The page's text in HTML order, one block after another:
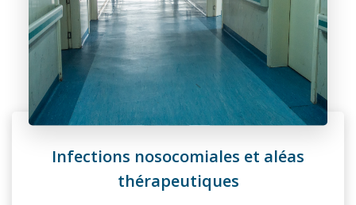
Infections nosocomiales et aléas
thérapeutiques